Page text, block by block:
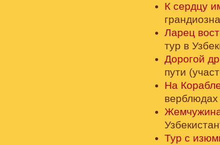
К сердцу
Ларец
тур в
Дорогой
пути
На
Тур с